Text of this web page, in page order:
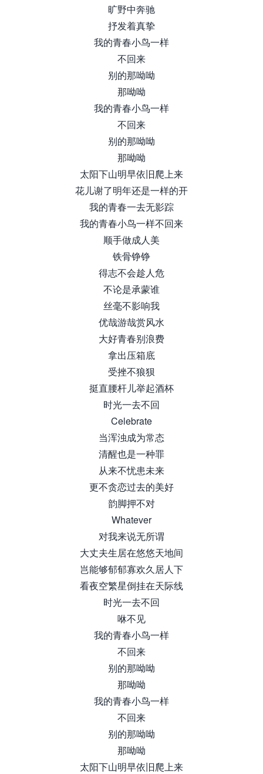
旷野中奔驰
抒发着真挚
我的青春小鸟一样
不回来
别的那呦呦
那呦呦
我的青春小鸟一样
不回来
别的那呦呦
那呦呦
太阳下山明早依旧爬上来
花儿谢了明年还是一样的开
我的青春一去无影踪
我的青春小鸟一样不回来
顺手做成人美
铁骨铮铮
得志不会趁人危
不论是承蒙谁
丝毫不影响我
优哉游哉赏风水
大好青春别浪费
拿出压箱底
受挫不狼狈
挺直腰杆儿举起酒杯
时光一去不回
Celebrate
当浑浊成为常态
清醒也是一种罪
从来不忧患未来
更不贪恋过去的美好
韵脚押不对
Whatever
对我来说无所谓
大丈夫生居在悠悠天地间
岂能够郁郁寡欢久居人下
看夜空繁星倒挂在天际线
时光一去不回
咻不见
我的青春小鸟一样
不回来
别的那呦呦
那呦呦
我的青春小鸟一样
不回来
别的那呦呦
那呦呦
太阳下山明早依旧爬上来